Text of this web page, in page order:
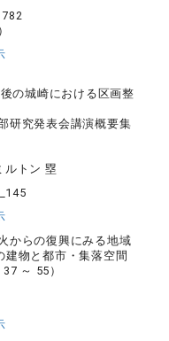
の城崎における区画整
研究発表会講演概要集
ルトン 塁
からの復興にみる地域
物と都市・集落空間
～ 55）